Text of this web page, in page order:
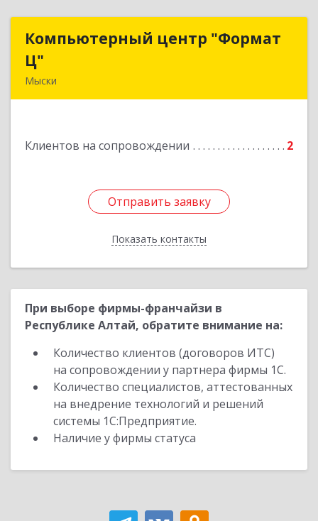
Компьютерный центр "Формат
Ц"
Мыски
Клиентов на сопровождении 2
Отправить заявку
Показать контакты
Компьютерный центр "Формат
Подробнее
Отправить заявку
Назад
При выборе фирмы-франчайзи в
Республике Алтай, обратите внимание на:
Количество клиентов (договоров ИТС)
на сопровождении у партнера фирмы 1С.
Количество специалистов, аттестованных
на внедрение технологий и решений
системы 1С:Предприятие.
Наличие у фирмы статуса